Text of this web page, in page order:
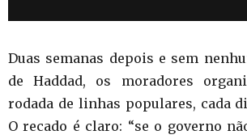
Duas semanas depois e sem
de Haddad, os moradores
rodada de linhas populares, cada
O recado é claro: “se o governo